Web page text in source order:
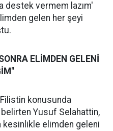
destek vermem lazım'
gelen her şeyi
ELİMDEN GELENİ
konusunda
belirten Yusuf Selahattin,
kesinlikle elimden geleni